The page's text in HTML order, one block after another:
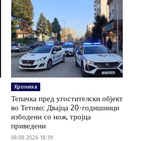
Хроника
Тепачка пред угостителски објект
во Тетово: Двајца 20-годишници
избодени со нож, тројца
приведени
08.08.2026 18:39